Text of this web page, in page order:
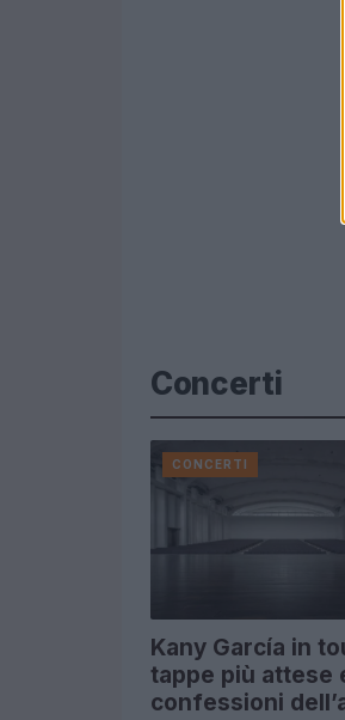
Concerti
CONCERTI
Kany García in
tappe più attese
confessioni